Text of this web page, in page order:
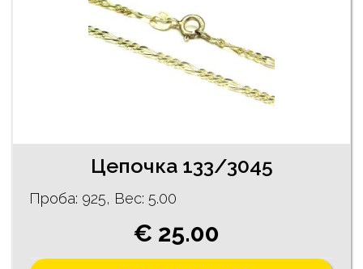
Цепочка 133/3045
Проба: 925, Bес: 5.00
€ 25.00